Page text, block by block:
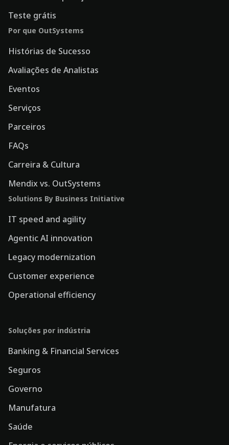
Teste grátis
Por que OutSystems
Histórias de Sucesso
Avaliações de Analistas
Eventos
Serviços
Parceiros
FAQs
Carreira & Cultura
Mendix vs. OutSystems
Solutions By Business Initiative
IT speed and agility
Agentic AI innovation
Legacy modernization
Customer experience
Operational efficiency
Soluções por indústria
Banking & Financial Services
Seguros
Governo
Manufatura
Saúde